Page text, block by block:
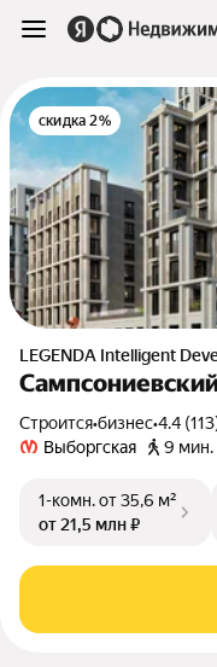
скидка 2%
LEGENDA Intelligent
Строится•бизнес•4.4
Выборгская
9 мин.
1-комн.от 35,6 м²
от 21,5 млн ₽